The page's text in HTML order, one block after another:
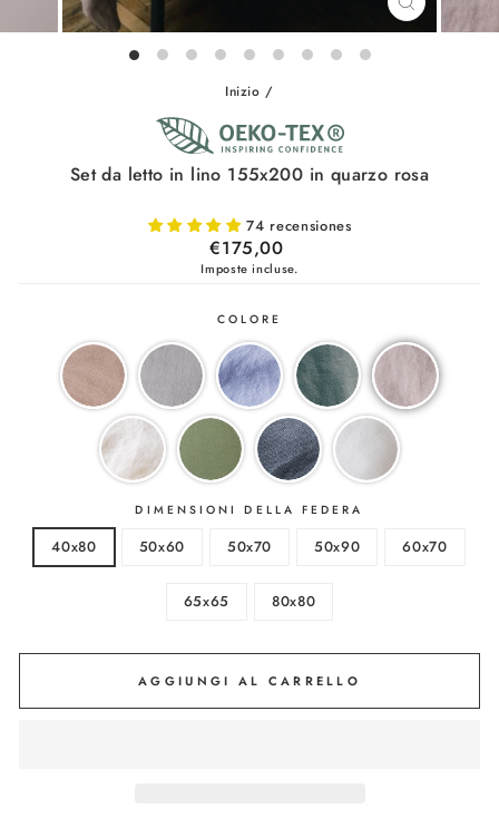
CHIUDI
(ESC)
Inizio /
Set da letto in lino 155x200 in quarzo rosa
74 recensiones
Prezzo
di
€175,00
Imposte incluse.
COLORE
DIMENSIONI DELLA FEDERA
40x80 50x60 50x70 50x90 60x70
65x65 80x80
AGGIUNGI AL CARRELLO